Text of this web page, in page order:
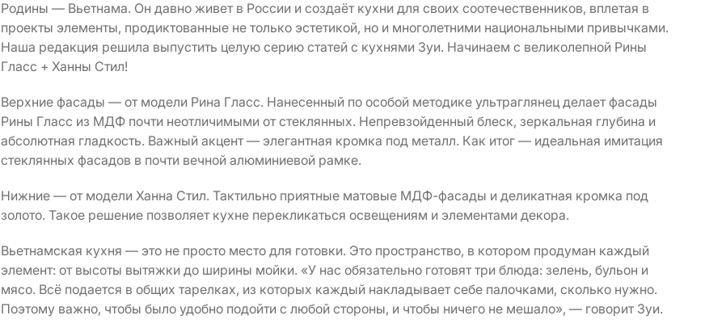
Родины — Вьетнама. Он давно живет в России и создаёт кухни для своих соотечественников, вплетая в
проекты элементы, продиктованные не только эстетикой, но и многолетними национальными привычками.
Наша редакция решила выпустить целую серию статей с кухнями Зуи. Начинаем с великолепной Рины
Гласс + Ханны Стил!
Верхние фасады — от модели Рина Гласс. Нанесенный по особой методике ультраглянец делает фасады
Рины Гласс из МДФ почти неотличимыми от стеклянных. Непревзойденный блеск, зеркальная глубина и
абсолютная гладкость. Важный акцент — элегантная кромка под металл. Как итог — идеальная имитация
стеклянных фасадов в почти вечной алюминиевой рамке.
Нижние — от модели Ханна Стил. Тактильно приятные матовые МДФ-фасады и деликатная кромка под
золото. Такое решение позволяет кухне перекликаться освещениям и элементами декора.
Вьетнамская кухня — это не просто место для готовки. Это пространство, в котором продуман каждый
элемент: от высоты вытяжки до ширины мойки. «У нас обязательно готовят три блюда: зелень, бульон и
мясо. Всё подается в общих тарелках, из которых каждый накладывает себе палочками, сколько нужно.
Поэтому важно, чтобы было удобно подойти с любой стороны, и чтобы ничего не мешало», — говорит Зуи.